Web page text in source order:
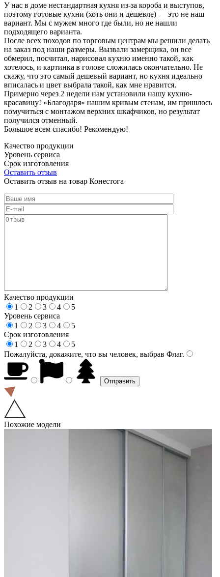
У нас в доме нестандартная кухня из-за короба и выступов,
поэтому готовые кухни (хоть они и дешевле) — это не наш
вариант. Мы с мужем много где были, но не нашли
подходящего варианта.
После всех походов по торговым центрам мы решили делать
на заказ под наши размеры. Вызвали замерщика, он все
обмерил, посчитал, нарисовал кухню именно такой, как
хотелось, и картинка в голове сложилась окончательно. Не
скажу, что это самый дешевый вариант, но кухня идеально
вписалась и цвет выбрала такой, как мне нравится.
Примерно через 2 недели нам установили нашу кухню-
красавицу! «Благодаря» нашим кривым стенам, им пришлось
помучиться с монтажом верхних шкафчиков, но результат
получился отменный.
Большое всем спасибо! Рекомендую!
Качество продукции
Уровень сервиса
Срок изготовления
Оставить отзыв
Оставить отзыв на товар Конестога
Качество продукции
1
2 3 4
5
Уровень сервиса
1
2 3 4
5
Срок изготовления
1
2 3 4
5
Пожалуйста, докажите, что вы человек, выбрав Флаг.
Похожие модели